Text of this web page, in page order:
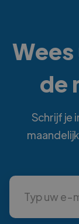
de
Schrijf je